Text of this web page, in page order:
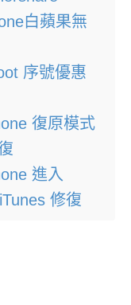
白蘋果無
序號優惠
復原模式
進入
修復